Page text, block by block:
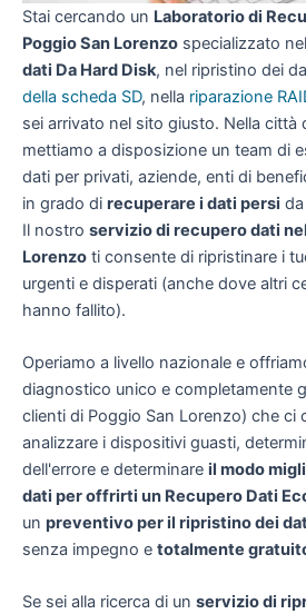
Stai cercando un Laboratorio di
Poggio San Lorenzo specializzato
dati Da Hard Disk, nel ripristino dei
della scheda SD, nella riparazione
sei arrivato nel sito giusto. Nella città
mettiamo a disposizione un team di
dati per privati, aziende, enti di
in grado di recuperare i dati persi
Il nostro servizio di recupero dati
Lorenzo ti consente di ripristinare i
urgenti e disperati (anche dove altri
hanno fallito).
Operiamo a livello nazionale e
diagnostico unico e completamente
clienti di Poggio San Lorenzo) che ci
analizzare i dispositivi guasti,
dell'errore e determinare il modo
dati per offrirti un Recupero Dati
un preventivo per il ripristino dei
senza impegno e totalmente
Se sei alla ricerca di un servizio di